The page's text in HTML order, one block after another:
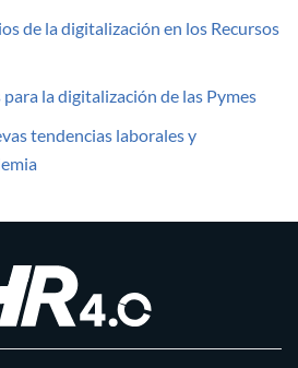
de la digitalización en los Recursos
para la digitalización de las Pymes
tendencias laborales y